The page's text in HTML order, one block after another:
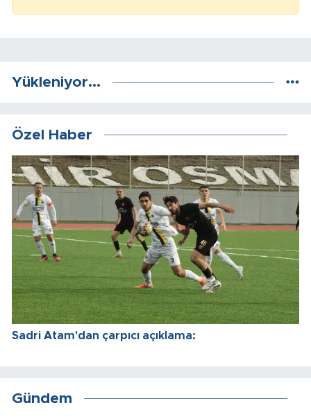
Yükleniyor...
Özel Haber
Sadri Atam'dan çarpıcı açıklama:
Gündem